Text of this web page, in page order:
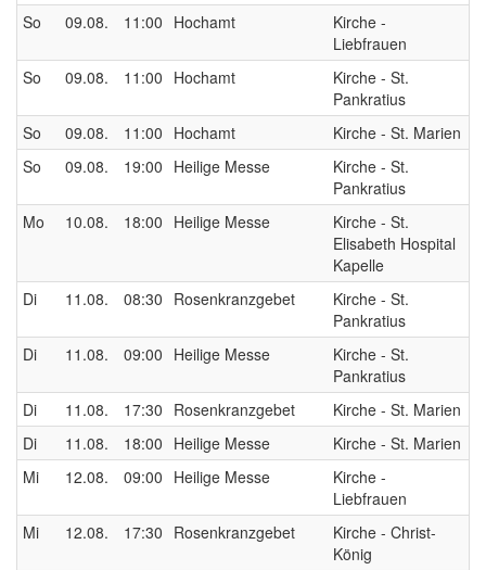
So
09.08. 11:00 Hochamt
Kirche -
Liebfrauen
So
09.08. 11:00 Hochamt
Kirche - St.
Pankratius
So
09.08. 11:00 Hochamt
Kirche - St. Marien
So
09.08. 19:00 Heilige Messe
Kirche - St.
Pankratius
Mo
10.08. 18:00 Heilige Messe
Kirche - St.
Elisabeth Hospital
Kapelle
Di
11.08. 08:30 Rosenkranzgebet
Kirche - St.
Pankratius
Di
11.08. 09:00 Heilige Messe
Kirche - St.
Pankratius
Di
11.08. 17:30 Rosenkranzgebet
Kirche - St. Marien
Di
11.08. 18:00 Heilige Messe
Kirche - St. Marien
Mi
12.08. 09:00 Heilige Messe
Kirche -
Liebfrauen
Mi
12.08. 17:30 Rosenkranzgebet
Kirche - Christ-
König